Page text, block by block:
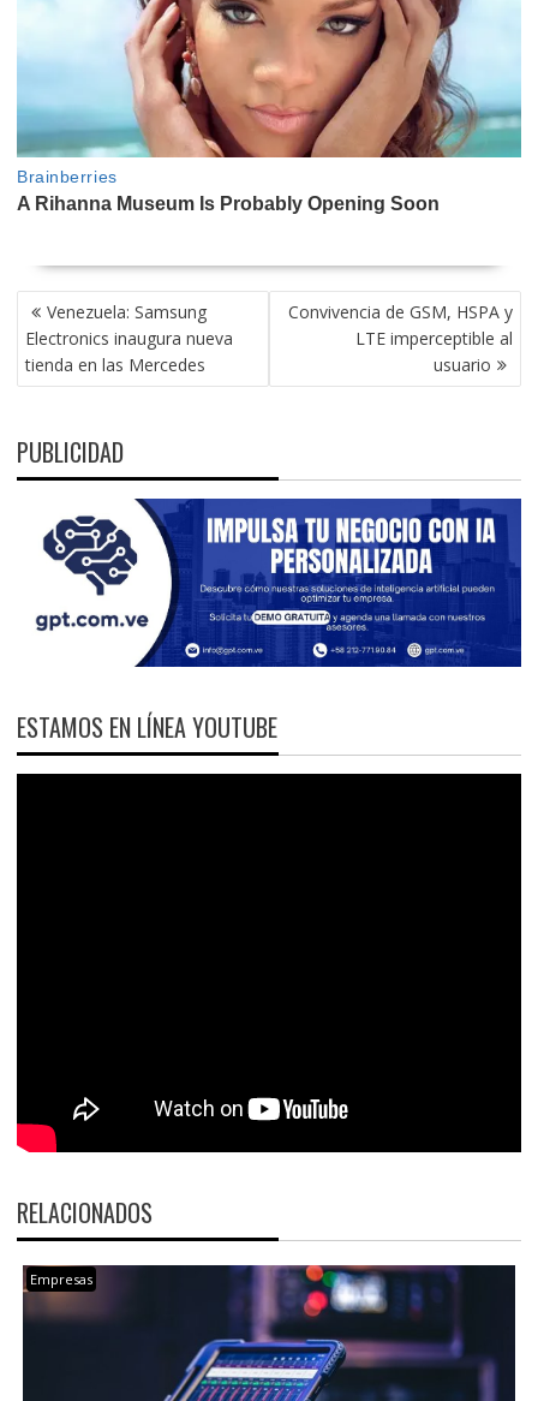
NAVEGACIÓN
DE
ENTRADAS
Venezuela: Samsung
Electronics inaugura nueva
tienda en las Mercedes
Convivencia de GSM, HSPA y
LTE imperceptible al
usuario
PUBLICIDAD
ESTAMOS EN LÍNEA YOUTUBE
RELACIONADOS
Empresas